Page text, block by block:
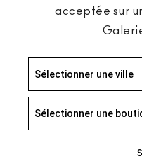
acceptée sur
Sélectionner une ville
Sélectionner une